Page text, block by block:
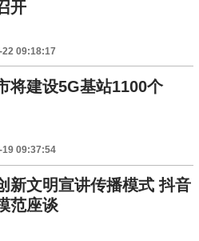
开
22 09:18:17
将建设5G基站1100个
19 09:37:54
新文明宣讲传播模式 抖音
范座谈